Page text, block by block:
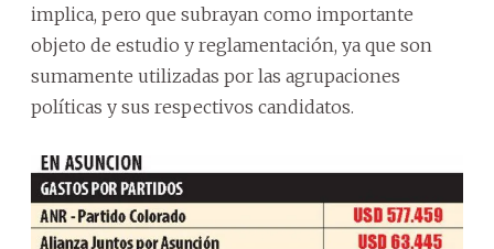
implica, pero que subrayan como importante
objeto de estudio y reglamentación, ya que son
sumamente utilizadas por las agrupaciones
políticas y sus respectivos candidatos.